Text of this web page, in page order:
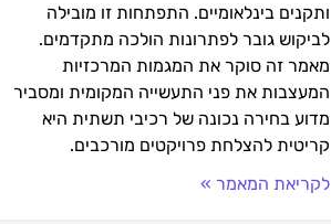
ותקנים בינלאומיים. התפתחות זו מובילה
לביקוש גובר לפתרונות הולכה מתקדמים.
מאמר זה סוקר את המגמות המרכזיות
המעצבות את פני התעשייה המקומית ומסביר
מדוע בחירה נכונה של רכיבי תשתית היא
קריטית להצלחת פרויקטים מורכבים.
לקריאת המאמר »